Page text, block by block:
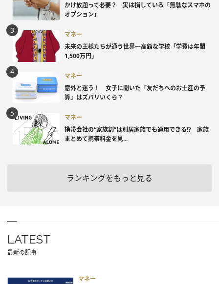
かけ放題って必要？ 実は損している「無駄なスマホの
オプション」
マネー
未来の王様たちが通う世界一高額な学校「学費は年間
1,500万円」
マネー
意外と迷う！ 女子に聞いた「友だちへのお土産の予
算」はズバリいくら？
マネー
携帯会社の“家族割”は別居家族でも適用できる!? 家族
まとめて携帯料金を見...
ランキングをもっと見る
LATEST
最新の記事
マネー